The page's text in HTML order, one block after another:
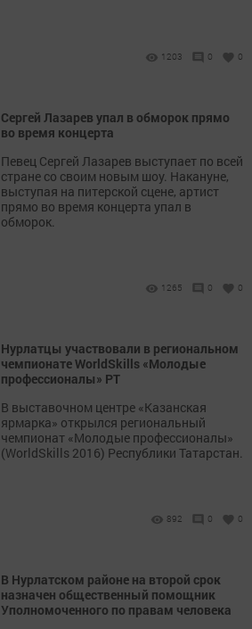
1203 0 0
Сергей Лазарев упал в обморок прямо
во время концерта
Певец Сергей Лазарев выступает по всей
стране со своим новым шоу. Накануне,
выступая на питерской сцене, артист
прямо во время концерта упал в
обморок.
1265 0 0
Нурлатцы участвовали в региональном
чемпионате WorldSkills «Молодые
профессионалы» РТ
В выставочном центре «Казанская
ярмарка» открылся региональный
чемпионат «Молодые профессионалы»
(WorldSkills 2016) Республики Татарстан.
892 0 0
В Нурлатском районе на второй срок
назначен общественный помощник
Уполномоченного по правам человека